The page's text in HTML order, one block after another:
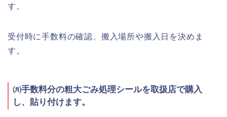
す。
受付時に手数料の確認、搬入場所や搬入日を決めま
す。
㈪手数料分の粗大ごみ処理シールを取扱店で購入
し、貼り付けます。